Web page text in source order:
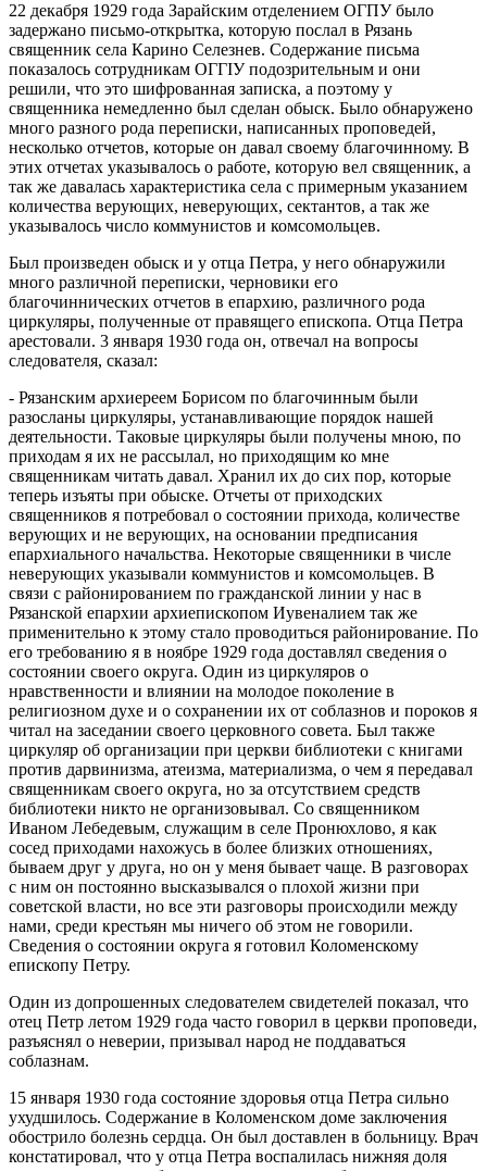
22 декабря 1929 года Зарайским отделением ОГПУ было
задержано письмо-открытка, которую послал в Рязань
священник села Карино Селезнев. Содержание письма
показалось сотрудникам ОГГIУ подозрительным и они
решили, что это шифрованная записка, а поэтому у
священника немедленно был сделан обыск. Было обнаружено
много разного рода переписки, написанных проповедей,
несколько отчетов, которые он давал своему благочинному. В
этих отчетах указывалось о работе, которую вел священник, а
так же давалась характеристика села с примерным указанием
количества верующих, неверующих, сектантов, а так же
указывалось число коммунистов и комсомольцев.
Был произведен обыск и у отца Петра, у него обнаружили
много различной переписки, черновики его
благочиннических отчетов в епархию, различного рода
циркуляры, полученные от правящего епископа. Отца Петра
арестовали. 3 января 1930 года он, отвечал на вопросы
следователя, сказал:
- Рязанским архиереем Борисом по благочинным были
разосланы циркуляры, устанавливающие порядок нашей
деятельности. Таковые циркуляры были получены мною, по
приходам я их не рассылал, но приходящим ко мне
священникам читать давал. Хранил их до сих пор, которые
теперь изъяты при обыске. Отчеты от приходских
священников я потребовал о состоянии прихода, количестве
верующих и не верующих, на основании предписания
епархиального начальства. Некоторые священники в числе
неверующих указывали коммунистов и комсомольцев. В
связи с районированием по гражданской линии у нас в
Рязанской епархии архиепископом Иувеналием так же
применительно к этому стало проводиться районирование. По
его требованию я в ноябре 1929 года доставлял сведения о
состоянии своего округа. Один из циркуляров о
нравственности и влиянии на молодое поколение в
религиозном духе и о сохранении их от соблазнов и пороков я
читал на заседании своего церковного совета. Был также
циркуляр об организации при церкви библиотеки с книгами
против дарвинизма, атеизма, материализма, о чем я передавал
священникам своего округа, но за отсутствием средств
библиотеки никто не организовывал. Со священником
Иваном Лебедевым, служащим в селе Пронюхлово, я как
сосед приходами нахожусь в более близких отношениях,
бываем друг у друга, но он у меня бывает чаще. В разговорах
с ним он постоянно высказывался о плохой жизни при
советской власти, но все эти разговоры происходили между
нами, среди крестьян мы ничего об этом не говорили.
Сведения о состоянии округа я готовил Коломенскому
епископу Петру.
Один из допрошенных следователем свидетелей показал, что
отец Петр летом 1929 года часто говорил в церкви проповеди,
разъяснял о неверии, призывал народ не поддаваться
соблазнам.
15 января 1930 года состояние здоровья отца Петра сильно
ухудшилось. Содержание в Коломенском доме заключения
обострило болезнь сердца. Он был доставлен в больницу. Врач
констатировал, что у отца Петра воспалилась нижняя доля